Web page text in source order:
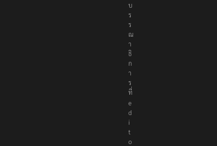
บ
ร
ร
ณ
า
ธิ
ก
า
ร
ที่
e
d
i
t
o